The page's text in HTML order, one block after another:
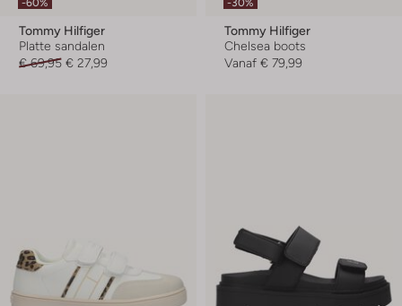
-60%
Tommy Hilfiger
Platte sandalen
€ 69,95 € 27,99
-30%
Tommy Hilfiger
Chelsea boots
Vanaf € 79,99